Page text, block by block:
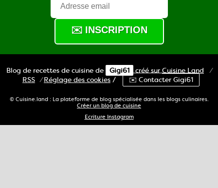
Blog de recettes de cuisine de Gigi61 créé sur Cuisine Land
⁄
RSS ⁄Réglage des cookies / ✉️ Contacter Gigi61
© Cuisine.land : La plateforme de blog spécialisée dans les blogs culinaires.
Créer un blog de cuisine
Ecriture Instagram